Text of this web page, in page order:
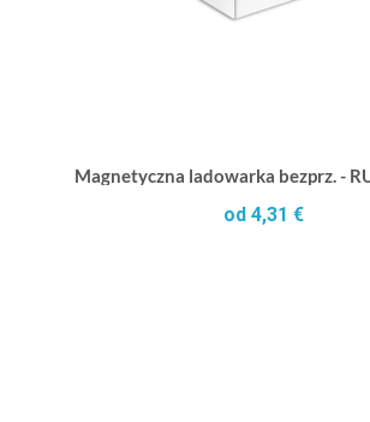
Magnetyczna ladowarka bezprz. -
od 4,31 €